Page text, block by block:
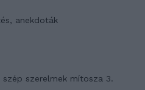
anekdoták
szép szerelmek mítosza 3.